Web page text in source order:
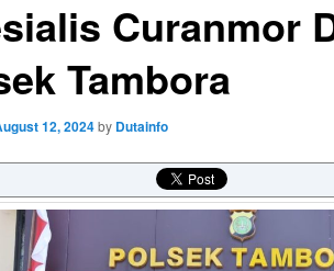
Curanmor
Tambora
12, 2024by Dutainfo